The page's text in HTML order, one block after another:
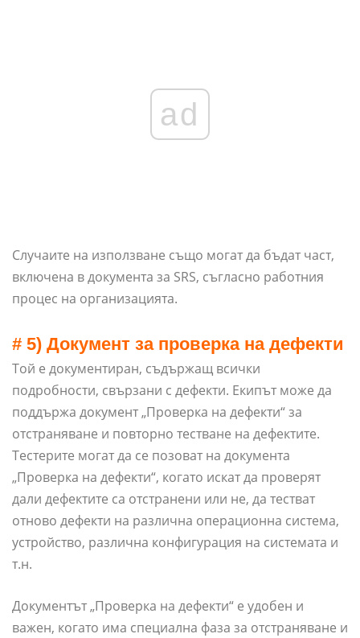
ad
Случаите на използване също могат да бъдат част,
включена в документа за SRS, съгласно работния
процес на организацията.
# 5) Документ за проверка на дефекти
Той е документиран, съдържащ всички
подробности, свързани с дефекти. Екипът може да
поддържа документ „Проверка на дефекти“ за
отстраняване и повторно тестване на дефектите.
Тестерите могат да се позоват на документа
„Проверка на дефекти“, когато искат да проверят
дали дефектите са отстранени или не, да тестват
отново дефекти на различна операционна система,
устройство, различна конфигурация на системата и
т.н.
Документът „Проверка на дефекти“ е удобен и
важен, когато има специална фаза за отстраняване и